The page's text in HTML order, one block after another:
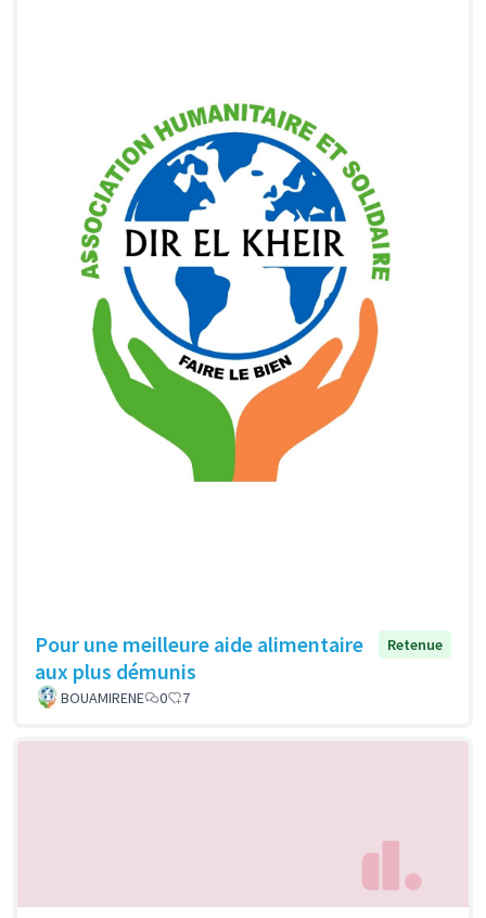
Pour une meilleure aide alimentaire
aux plus démunis
Retenue
BOUAMIRENE 0 7